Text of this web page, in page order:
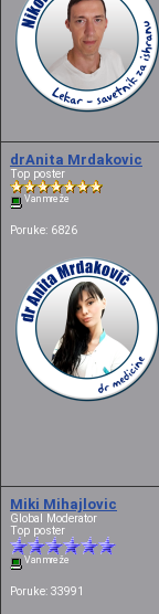
drAnita Mrdakovic
Top poster
Van mreže
Poruke: 6826
Miki Mihajlovic
Global Moderator
Top poster
Van mreže
Poruke: 33991